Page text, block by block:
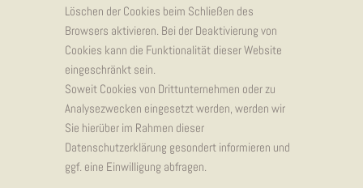
Löschen der Cookies beim Schließen des
Browsers aktivieren. Bei der Deaktivierung von
Cookies kann die Funktionalität dieser Website
eingeschränkt sein.
Soweit Cookies von Drittunternehmen oder zu
Analysezwecken eingesetzt werden, werden wir
Sie hierüber im Rahmen dieser
Datenschutzerklärung gesondert informieren und
ggf. eine Einwilligung abfragen.